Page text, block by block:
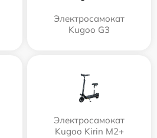
Электросамокат
Kugoo G3
Электросамокат
Kugoo Kirin M2+